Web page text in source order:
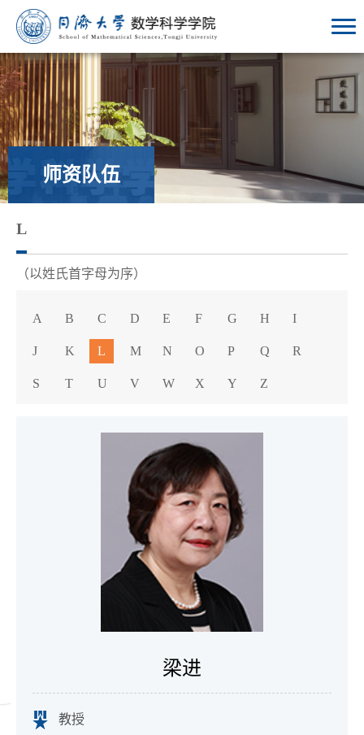
师资队伍
L
（以姓氏首字母为序）
A B C D E F G H I
J K L M N O P Q R
S T U V W X Y Z
梁进
教授